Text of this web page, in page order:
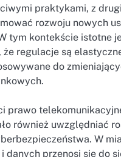
praktykami, z
rozwoju nowych
tym kontekście istotne
że regulacje są
do
prawo
również uwzględniać
W
danych przenosi się do